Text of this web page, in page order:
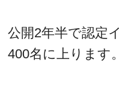
公開2年半で認定
400名に上ります。